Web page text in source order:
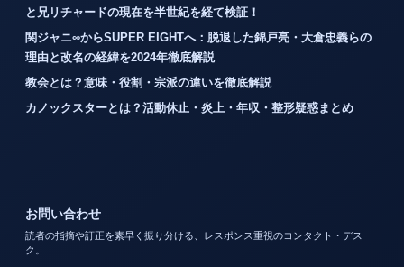
と兄リチャードの現在を半世紀を経て検証！
関ジャニ∞からSUPER EIGHTへ：脱退した錦戸亮・大倉忠義らの
理由と改名の経緯を2024年徹底解説
教会とは？意味・役割・宗派の違いを徹底解説
カノックスターとは？活動休止・炎上・年収・整形疑惑まとめ
お問い合わせ
読者の指摘や訂正を素早く振り分ける、レスポンス重視のコンタクト・デス
ク。